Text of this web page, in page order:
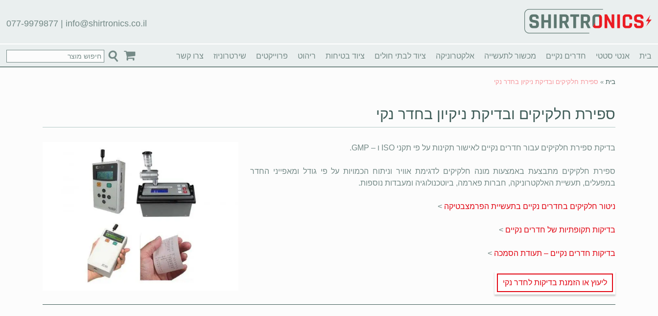
077-9979877 info@shirtronics.co.il
בית אנטי סטטי חדרים נקיים מכשור לתעשייה אלקטרוניקה ציוד לבתי חולים ציוד בטיחות ריהוט פרוייקטים שירטרוניוז צרו קשר
בית » ספירת חלקיקים ובדיקת ניקיון בחדר נקי
ספירת חלקיקים ובדיקת ניקיון בחדר נקי
בדיקת ספירת חלקיקים עבור חדרים נקיים לאישור תקינות על פי תקני ISO ו – GMP.
ספירת חלקיקים מתבצעת באמצעות מונה חלקיקים לדגימת אוויר וניתוח הכמויות על פי גודל ומאפייני החדר
במפעלים, תעשיית האלקטרוניקה, חברות פארמה, ביוטכנולוגיה ומעבדות נוספות.
ניטור חלקיקים בחדרים נקיים בתעשיית הפרמצבטיקה >
בדיקות תקופתיות של חדרים נקיים >
בדיקות חדרים נקיים – תעודת הסמכה >
ליעוץ או הזמנת בדיקות לחדר נקי